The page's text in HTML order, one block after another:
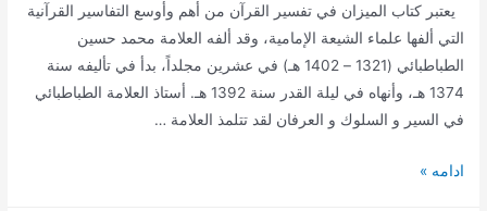
يعتبر كتاب الميزان في تفسير القرآن من أهم وأوسع التفاسير القرآنية
التي ألفها علماء الشيعة الإمامية، وقد ألفه العلامة محمد حسين
الطباطبائي (1321 – 1402 هـ) في عشرين مجلداً، بدأ في تأليفه سنة
1374 هـ، وأنهاه في ليلة القدر سنة 1392 هـ. أستاذ العلامة الطباطبائي
في السير و السلوك و العرفان لقد تتلمذ العلامة …
التعريف
ادامه »